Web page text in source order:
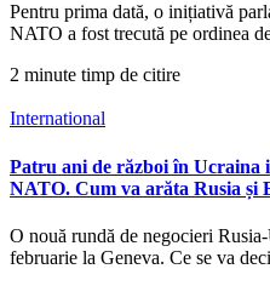
Pentru prima dată, o inițiativă
NATO a fost trecută pe ordinea
2 minute timp de citire
International
Patru ani de război în Ucraina
NATO. Cum va arăta Rusia și
O nouă rundă de negocieri
februarie la Geneva. Ce se va